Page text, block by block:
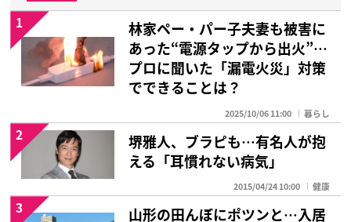
林家ペー・パー子夫妻も被害に
あった“電源タップから出火”…
プロに聞いた「漏電火災」対策
でできることは？
2025/10/06 11:00 暮らし
1
堺雅人、ブラピも…有名人が抱
える「耳慣れない病気」
2015/04/24 10:00 健康
2
山形の田んぼにポツンと…入居
3